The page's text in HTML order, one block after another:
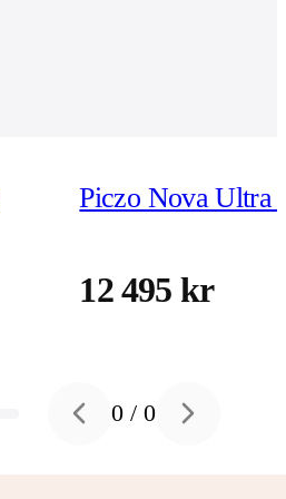
Piczo Nova Ultra
12 495 kr
Previous slide
0 /0 Next slide